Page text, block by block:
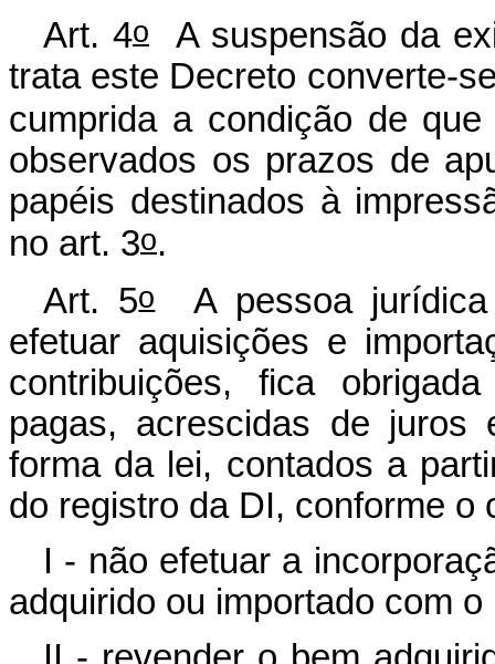
Art. 4o
A suspensão da
trata este Decreto converte-
cumprida a condição de
observados os prazos de
papéis destinados à
no art. 3o.
Art. 5oA pessoa jurídica
efetuar aquisições e
contribuições, fica
pagas, acrescidas de
forma da lei, contados a
do registro da DI, conforme o
I - não efetuar a
adquirido ou importado com